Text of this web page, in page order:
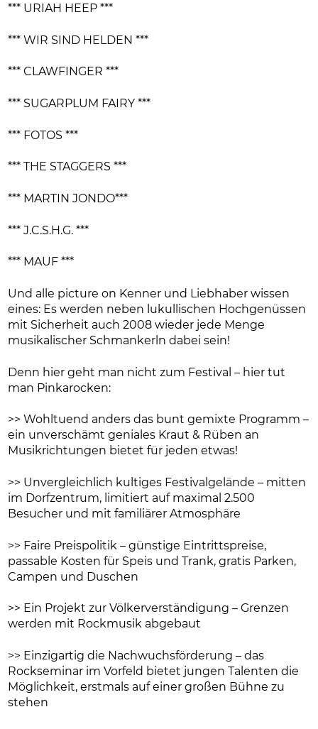
*** URIAH HEEP ***
*** WIR SIND HELDEN ***
*** CLAWFINGER ***
*** SUGARPLUM FAIRY ***
*** FOTOS ***
*** THE STAGGERS ***
*** MARTIN JONDO***
*** J.C.S.H.G. ***
*** MAUF ***
Und alle picture on Kenner und Liebhaber wissen
eines: Es werden neben lukullischen Hochgenüssen
mit Sicherheit auch 2008 wieder jede Menge
musikalischer Schmankerln dabei sein!
Denn hier geht man nicht zum Festival – hier tut
man Pinkarocken:
>> Wohltuend anders das bunt gemixte Programm –
ein unverschämt geniales Kraut & Rüben an
Musikrichtungen bietet für jeden etwas!
>> Unvergleichlich kultiges Festivalgelände – mitten
im Dorfzentrum, limitiert auf maximal 2.500
Besucher und mit familiärer Atmosphäre
>> Faire Preispolitik – günstige Eintrittspreise,
passable Kosten für Speis und Trank, gratis Parken,
Campen und Duschen
>> Ein Projekt zur Völkerverständigung – Grenzen
werden mit Rockmusik abgebaut
>> Einzigartig die Nachwuchsförderung – das
Rockseminar im Vorfeld bietet jungen Talenten die
Möglichkeit, erstmals auf einer großen Bühne zu
stehen